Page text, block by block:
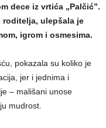
dece iz vrtića „Palčić”.
roditelja, ulepšala je
igrom i osmesima.
pokazala su koliko je
jer i jednima i
– mališani unose
mudrost.